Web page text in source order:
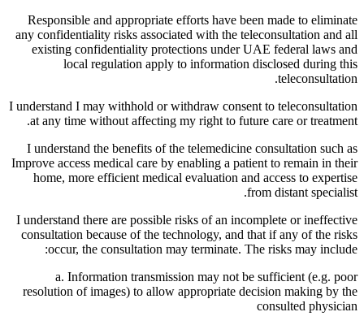
Responsible and appropriate efforts have been made to eliminate
any confidentiality risks associated with the teleconsultation and all
existing confidentiality protections under UAE federal laws and
local regulation apply to information disclosed during this
teleconsultation.
I understand I may withhold or withdraw consent to teleconsultation
at any time without affecting my right to future care or treatment.
I understand the benefits of the telemedicine consultation such as
Improve access medical care by enabling a patient to remain in their
home, more efficient medical evaluation and access to expertise
from distant specialist.
I understand there are possible risks of an incomplete or ineffective
consultation because of the technology, and that if any of the risks
occur, the consultation may terminate. The risks may include:
a. Information transmission may not be sufficient (e.g. poor
resolution of images) to allow appropriate decision making by the
consulted physician